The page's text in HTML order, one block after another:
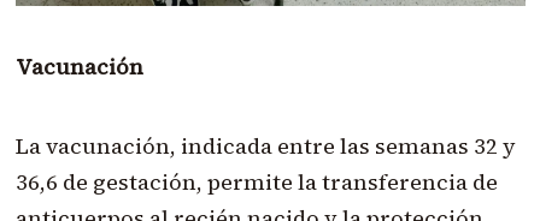
Vacunación
La vacunación, indicada entre las semanas 32 y
36,6 de gestación, permite la transferencia de